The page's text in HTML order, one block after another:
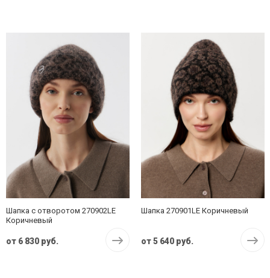
Шапка с отворотом 270902LE
Коричневый
от 6 830 руб.
Шапка 270901LE Коричневый
от5 640 руб.